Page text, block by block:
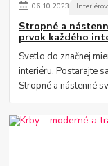
06.10.2023
Stropné a
prvok každého
Svetlo do značnej
interiéru. Postarajte
Stropné a nástenné